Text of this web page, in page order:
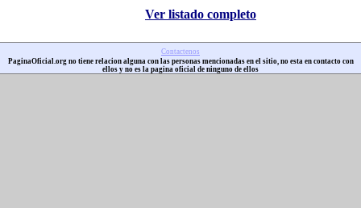
Ver listado completo
Contactenos
PaginaOficial.org no tiene relacion alguna con las personas mencionadas en el sitio, no esta en contacto con
ellos y no es la pagina oficial de ninguno de ellos